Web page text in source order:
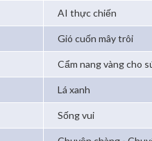
AI thực chiến
Gió cuốn mây trôi
Cẩm nang vàng cho
Lá xanh
Sống vui